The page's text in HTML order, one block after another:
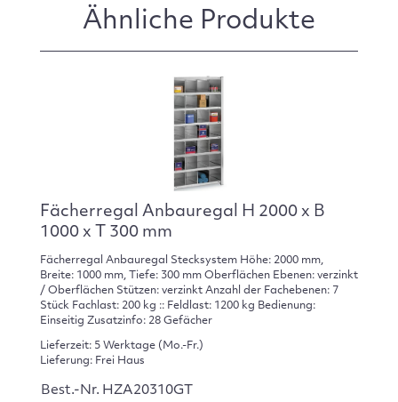
Ähnliche Produkte
Fächerregal Anbauregal H 2000 x B
1000 x T 300 mm
Fächerregal Anbauregal Stecksystem Höhe: 2000 mm,
Breite: 1000 mm, Tiefe: 300 mm Oberflächen Ebenen: verzinkt
/ Oberflächen Stützen: verzinkt Anzahl der Fachebenen: 7
Stück Fachlast: 200 kg :: Feldlast: 1200 kg Bedienung:
Einseitig Zusatzinfo: 28 Gefächer
Lieferzeit: 5 Werktage (Mo.-Fr.)
Lieferung: Frei Haus
Best.-Nr. HZA20310GT